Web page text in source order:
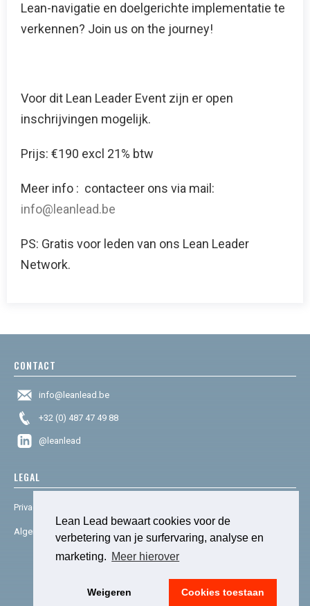
Lean Lead bewaart cookies voor de
verbetering van je surfervaring, analyse en
marketing. Meer hierover
Weigeren Cookies toestaan
Lean-navigatie en doelgerichte implementatie te
verkennen? Join us on the journey!
Voor dit Lean Leader Event zijn er open
inschrijvingen mogelijk.
‍Prijs: €190 excl 21% btw
Meer info : contacteer ons via mail:
info@leanlead.be
PS: Gratis voor leden van ons Lean Leader
Network.
CONTACT
info@leanlead.be
+32 (0) 487 47 49 88
@leanlead
LEGAL
Privacy & cookies
Algemene voorwaarden